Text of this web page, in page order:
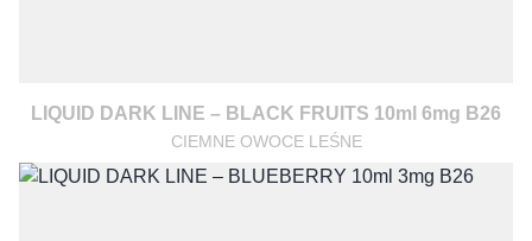
LIQUID DARK LINE – BLACK FRUITS 10ml 6mg B26
CIEMNE OWOCE LEŚNE